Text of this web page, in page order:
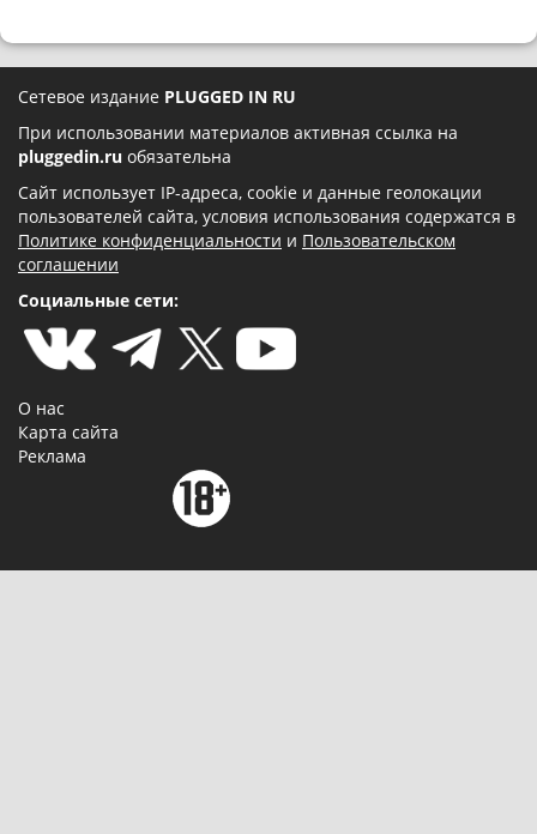
Сетевое издание PLUGGED IN RU
При использовании материалов активная ссылка на
pluggedin.ru обязательна
Сайт использует IP-адреса, cookie и данные геолокации
пользователей сайта, условия использования содержатся в
Политике конфиденциальности и Пользовательском
соглашении
Социальные сети:
О нас
Карта сайта
Реклама